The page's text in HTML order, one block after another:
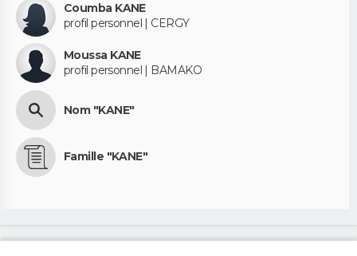
Coumba KANE
profil personnel | CERGY
Moussa KANE
profil personnel | BAMAKO
Nom "KANE"
Famille "KANE"